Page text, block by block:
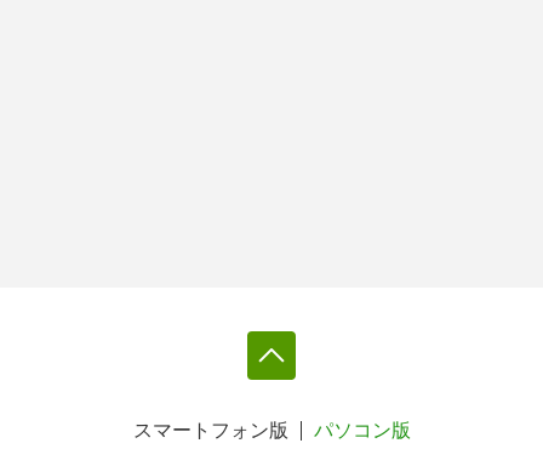
スマートフォン版 パソコン版